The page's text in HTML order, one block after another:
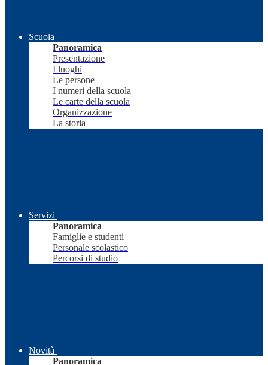
Scuola
Panoramica
Presentazione
I luoghi
Le persone
I numeri della scuola
Le carte della scuola
Organizzazione
La storia
Servizi
Panoramica
Famiglie e studenti
Personale scolastico
Percorsi di studio
Novità
Panoramica